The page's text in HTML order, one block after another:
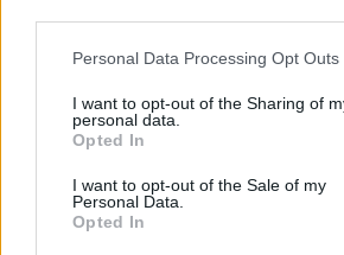
Personal Data Processing Opt Outs
I want to opt-out of the Sharing of
personal data.
Opted In
I want to opt-out of the Sale of my
Personal Data.
Opted In
Un turismo colisiona
camión de reparto de
en la calle Eduardo
Triviño López en Jaén